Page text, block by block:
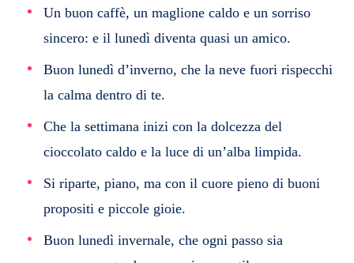
Un buon caffè, un maglione caldo e un sorriso
sincero: e il lunedì diventa quasi un amico.
Buon lunedì d’inverno, che la neve fuori rispecchi
la calma dentro di te.
Che la settimana inizi con la dolcezza del
cioccolato caldo e la luce di un’alba limpida.
Si riparte, piano, ma con il cuore pieno di buoni
propositi e piccole gioie.
Buon lunedì invernale, che ogni passo sia